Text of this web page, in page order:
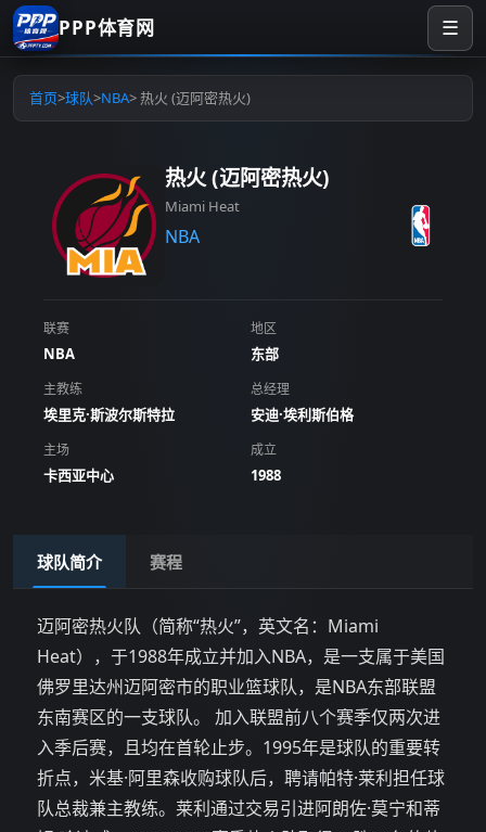
PPP体育网 ☰
首页>球队>NBA> 热火 (迈阿密热火)
热火 (迈阿密热火)
Miami Heat
NBA
联赛
NBA
地区
东部
主教练
埃里克·斯波尔斯特拉
总经理
安迪·埃利斯伯格
主场
卡西亚中心
成立
1988
球队简介 赛程
迈阿密热火队（简称“热火”，英文名：Miami
Heat），于1988年成立并加入NBA，是一支属于美国
佛罗里达州迈阿密市的职业篮球队，是NBA东部联盟
东南赛区的一支球队。 加入联盟前八个赛季仅两次进
入季后赛，且均在首轮止步。1995年是球队的重要转
折点，米基·阿里森收购球队后，聘请帕特·莱利担任球
队总裁兼主教练。莱利通过交易引进阿朗佐·莫宁和蒂